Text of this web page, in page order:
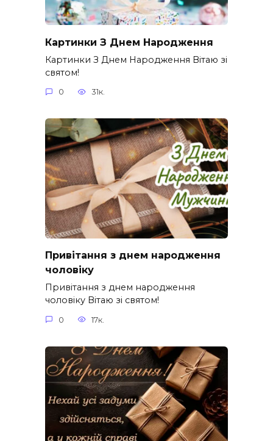
Картинки З Днем Народження
Картинки З Днем Народження Вітаю зі
святом!
0 31к.
Привітання з днем народження
чоловіку
Привітання з днем народження
чоловіку Вітаю зі святом!
0 17к.